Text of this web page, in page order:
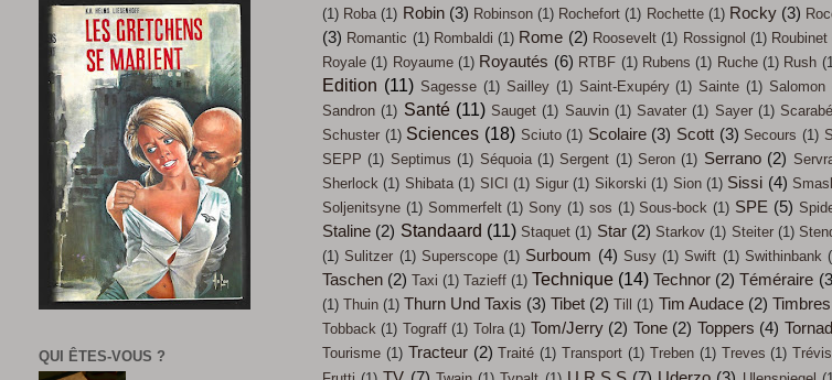
(1) Roba (1) Robin (3) Robinson (1) Rochefort (1) Rochette (1) Rocky (3)
(3) Romantic (1) Rombaldi (1) Rome (2) Roosevelt (1) Rossignol (1) Roubinet
Royale (1) Royaume (1) Royautés (6) RTBF (1) Rubens (1) Ruche (1) Rush
Edition (11) Sagesse (1) Sailley (1) Saint-Exupéry (1) Sainte (1) Salomon
Sandron (1) Santé (11) Sauget (1) Sauvin (1) Savater (1) Sayer (1)
Schuster (1) Sciences (18) Sciuto (1) Scolaire (3) Scott (3) Secours (1)
SEPP (1) Septimus (1) Séquoia (1) Sergent (1) Seron (1) Serrano (2)
Sherlock (1) Shibata (1) SICI (1) Sigur (1) Sikorski (1) Sion (1) Sissi (4)
Soljenitsyne (1) Sommerfelt (1) Sony (1) sos (1) Sous-bock (1) SPE (5)
Staline (2) Standaard (11) Staquet (1) Star (2) Starkov (1) Steiter (1)
(1) Sulitzer (1) Superscope (1) Surboum (4) Susy (1) Swift (1) Swithinbank
Taschen (2) Taxi (1) Tazieff (1) Technique (14) Technor (2) Téméraire
(1) Thuin (1) Thurn Und Taxis (3) Tibet (2) Till (1) Tim Audace (2) Timbres
Tobback (1) Tograff (1) Tolra (1) Tom/Jerry (2) Tone (2) Toppers (4)
Tourisme (1) Tracteur (2) Traité (1) Transport (1) Treben (1) Treves (1) Trévis
QUI ÊTES-VOUS ?